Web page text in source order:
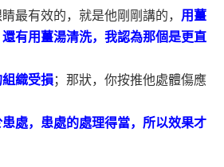
最有效的，就是他剛剛講的， 用薑
有用薑湯清洗，我認為那個是更直
織受損；那狀，你按推他處體傷應
處，患處的處理得當，所以效果才